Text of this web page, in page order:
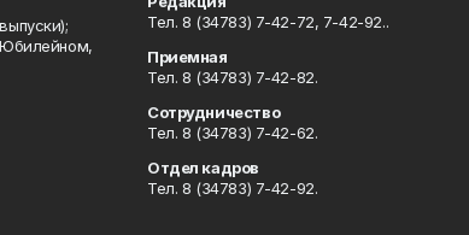
Тел. 8 (34783) 7-42-72, 7-42-92..
Приемная
Тел. 8 (34783) 7-42-82.
Сотрудничество
Тел. 8 (34783) 7-42-62.
Отдел кадров
Тел. 8 (34783) 7-42-92.